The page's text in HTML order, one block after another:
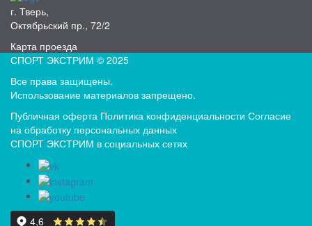
г. Тверь,
Октябрьский пр., 72/2
Карта проезда
СПОРТ ЭКСТРИМ © 2025
Все права защищены.
Использование материалов запрещено.
Публичная оферта Политика конфиденциальности Согласие
на обработку персональных данных
СПОРТ ЭКСТРИМ в социальных сетях